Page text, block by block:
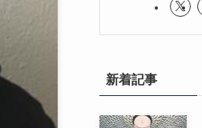
新着記事